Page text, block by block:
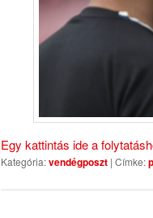
Egy kattintás ide a
Kategória:vendégposzt | Címke: